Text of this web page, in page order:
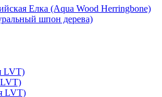
Елка (Aqua Wood Herringbone)
шпон дерева)
LVT)
LVT)
LVT)